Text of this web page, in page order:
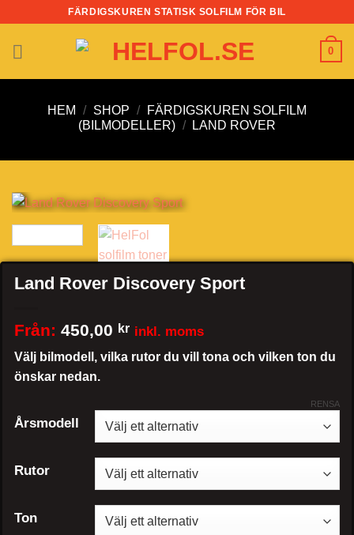
content
FÄRDIGSKUREN STATISK SOLFILM FÖR BIL
0
HEM / SHOP /
FÄRDIGSKUREN SOLFILM
(BILMODELLER) / LAND ROVER
Land Rover Discovery Sport
Från: 450,00 kr inkl. moms
Välj bilmodell, vilka rutor du vill tona och vilken ton du
önskar nedan.
Årsmodell
Rutor
Ton
RENSA